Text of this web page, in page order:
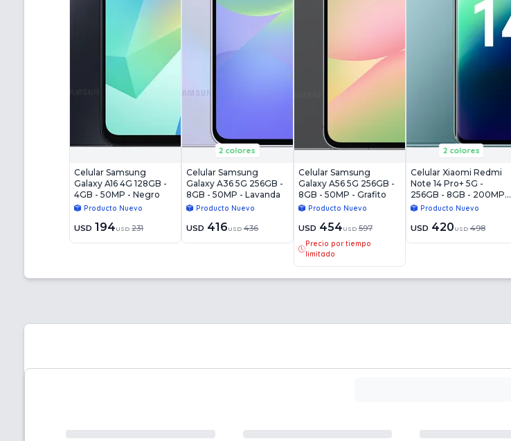
Celular Samsung
Galaxy A16 4G 128GB -
4GB - 50MP - Negro
Producto Nuevo
USD 194 USD 231
2 colores
Celular Samsung
Galaxy A36 5G 256GB -
8GB - 50MP - Lavanda
Producto Nuevo
USD 416 USD 436
Celular Samsung
Galaxy A56 5G 256GB -
8GB - 50MP - Grafito
Producto Nuevo
USD 454 USD 597
Precio por tiempo
limitado
2 colores
Celular Xiaomi Redmi
Note 14 Pro+ 5G -
256GB - 8GB - 200MP -
Azul Escarcha
Producto Nuevo
USD 420 USD 498